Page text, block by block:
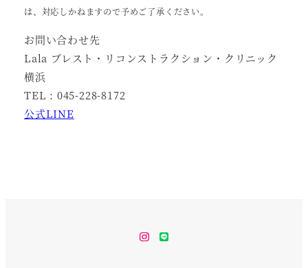
は、対応しかねますので予めご了承ください。
お問い合わせ先
Lala ブレスト・リコンストラクション・クリニック
横浜
TEL : 045-228-8172
公式LINE
Instagram
LINE